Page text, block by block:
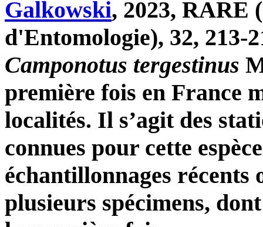
Galkowski, 2023, RARE
d'Entomologie), 32, 213-
Camponotus tergestinus
première fois en France
localités. Il s’agit des
connues pour cette
échantillonnages récents
plusieurs spécimens,